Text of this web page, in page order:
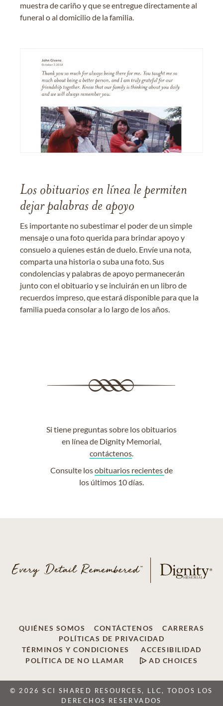
muestra de cariño y que se entregue directamente al
funeral o al domicilio de la familia.
Los obituarios en línea le permiten
dejar palabras de apoyo
Es importante no subestimar el poder de un simple
mensaje o una foto querida para brindar apoyo y
consuelo a quienes están de duelo. Envíe una nota,
comparta una historia o suba una foto. Sus
condolencias y palabras de apoyo permanecerán
junto con el obituario y se incluirán en un libro de
recuerdos impreso, que estará disponible para que la
familia pueda consolar a lo largo de los años.
Si tiene preguntas sobre los obituarios
en línea de Dignity Memorial,
contáctenos.
Consulte losobituarios recientesde
los últimos 10 días.
QUIÉNES SOMOS CONTÁCTENOS
CARRERAS
POLÍTICAS DE PRIVACIDAD
TÉRMINOS Y CONDICIONES
ACCESIBILIDAD
POLÍTICA DE NO LLAMAR
AD CHOICES
© 2026 SCI SHARED RESOURCES, LLC, TODOS LOS
DERECHOS RESERVADOS